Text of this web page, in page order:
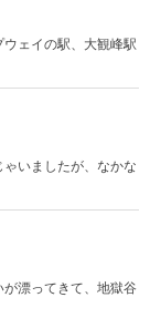
ェイの駅、大観峰駅
いましたが、なかな
漂ってきて、地獄谷